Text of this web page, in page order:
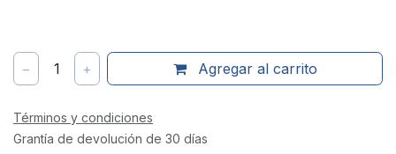
− 1 + Agregar al carrito
Términos y condiciones
Grantía de devolución de 30 días